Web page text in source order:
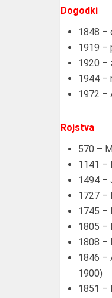
Dogodki
1848 –
1919 –
1920 –
1944 –
1972 –
Rojstva
570 –
1141 –
1494 –
1727 –
1745 –
1805 –
1808 –
1846 –
1900)
1851 –